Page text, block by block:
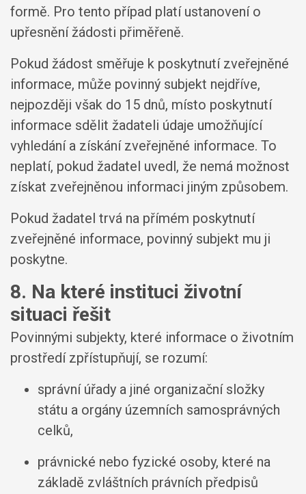
formě. Pro tento případ platí ustanovení o
upřesnění žádosti přiměřeně.
Pokud žádost směřuje k poskytnutí zveřejněné
informace, může povinný subjekt nejdříve,
nejpozději však do 15 dnů, místo poskytnutí
informace sdělit žadateli údaje umožňující
vyhledání a získání zveřejněné informace. To
neplatí, pokud žadatel uvedl, že nemá možnost
získat zveřejněnou informaci jiným způsobem.
Pokud žadatel trvá na přímém poskytnutí
zveřejněné informace, povinný subjekt mu ji
poskytne.
8. Na které instituci životní
situaci řešit
Povinnými subjekty, které informace o životním
prostředí zpřístupňují, se rozumí:
správní úřady a jiné organizační složky
státu a orgány územních samosprávných
celků,
právnické nebo fyzické osoby, které na
základě zvláštních právních předpisů